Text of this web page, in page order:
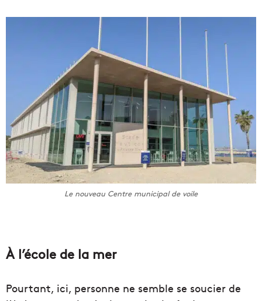
Le nouveau Centre municipal de voile
À l’école de la mer
Pourtant, ici, personne ne semble se soucier de